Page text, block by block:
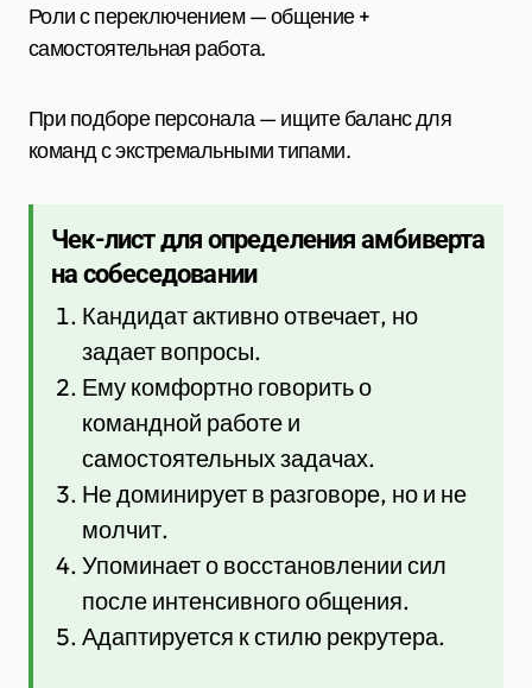
Роли с переключением — общение +
самостоятельная работа.
При подборе персонала — ищите баланс для
команд с экстремальными типами.
Чек-лист для определения амбиверта
на собеседовании
Кандидат активно отвечает, но
задает вопросы.
Ему комфортно говорить о
командной работе и
самостоятельных задачах.
Не доминирует в разговоре, но и не
молчит.
Упоминает о восстановлении сил
после интенсивного общения.
Адаптируется к стилю рекрутера.